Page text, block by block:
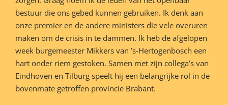
bestuur die ons gebed kunnen gebruiken. Ik denk aan
onze premier en de andere ministers die vele overuren
maken om de crisis in te dammen. Ik heb de afgelopen
week burgemeester Mikkers van ’s-Hertogenbosch een
hart onder riem gestoken. Samen met zijn collega’s van
Eindhoven en Tilburg speelt hij een belangrijke rol in de
bovenmate getroffen provincie Brabant.